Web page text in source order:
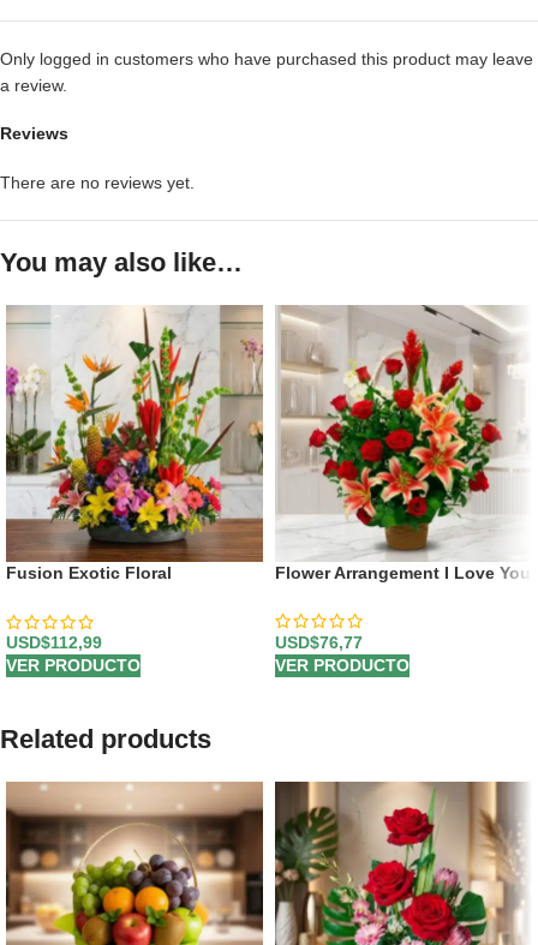
Reviews
There are no reviews yet.
Only logged in customers who have purchased this product may leave
a review.
You may also like…
Fusion Exotic Floral
USD$112,99
VER PRODUCTO
Flower Arrangement I Love You
USD$76,77
VER PRODUCTO
Related products